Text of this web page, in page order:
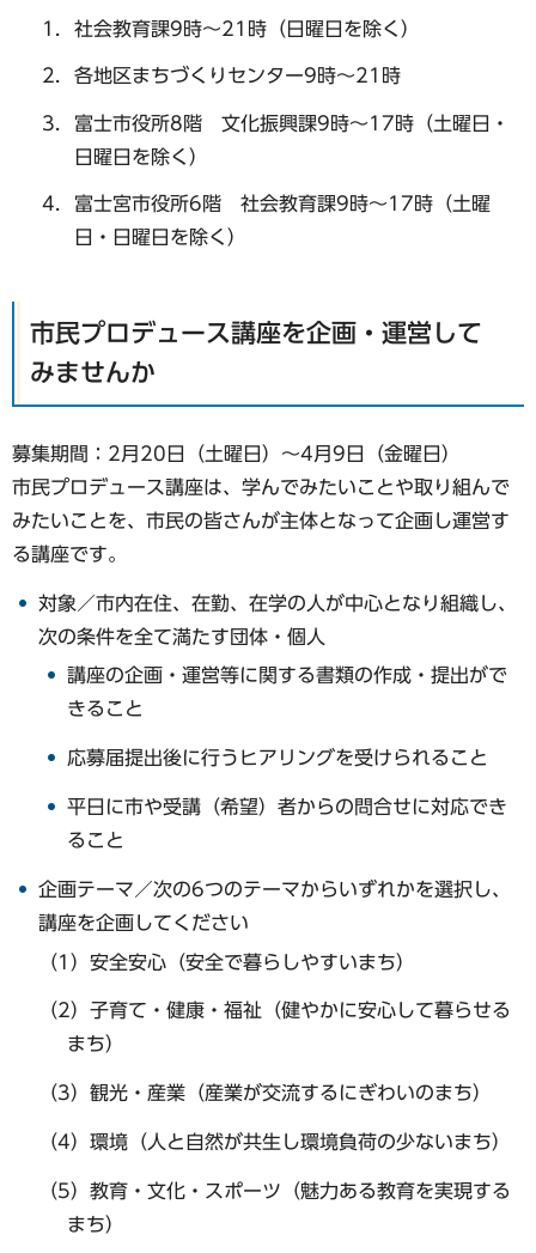
社会教育課9時～21時（日曜日を除く）
各地区まちづくりセンター9時〜21時
富士市役所8階 文化振興課9時〜17時（土曜日・
日曜日を除く）
富士宮市役所6階 社会教育課9時〜17時（土曜
日・日曜日を除く）
市民プロデュース講座を企画・運営して
みませんか
募集期間：2月20日（土曜日）～4月9日（金曜日）
市民プロデュース講座は、学んでみたいことや取り組んで
みたいことを、市民の皆さんが主体となって企画し運営す
る講座です。
対象／市内在住、在勤、在学の人が中心となり組織し、
次の条件を全て満たす団体・個人
講座の企画・運営等に関する書類の作成・提出がで
きること
応募届提出後に行うヒアリングを受けられること
平日に市や受講（希望）者からの問合せに対応でき
ること
企画テーマ／次の6つのテーマからいずれかを選択し、
講座を企画してください
（1）安全安心（安全で暮らしやすいまち）
（2）子育て・健康・福祉（健やかに安心して暮らせる
まち）
（3）観光・産業（産業が交流するにぎわいのまち）
（4）環境（人と自然が共生し環境負荷の少ないまち）
（5）教育・文化・スポーツ（魅力ある教育を実現する
まち）